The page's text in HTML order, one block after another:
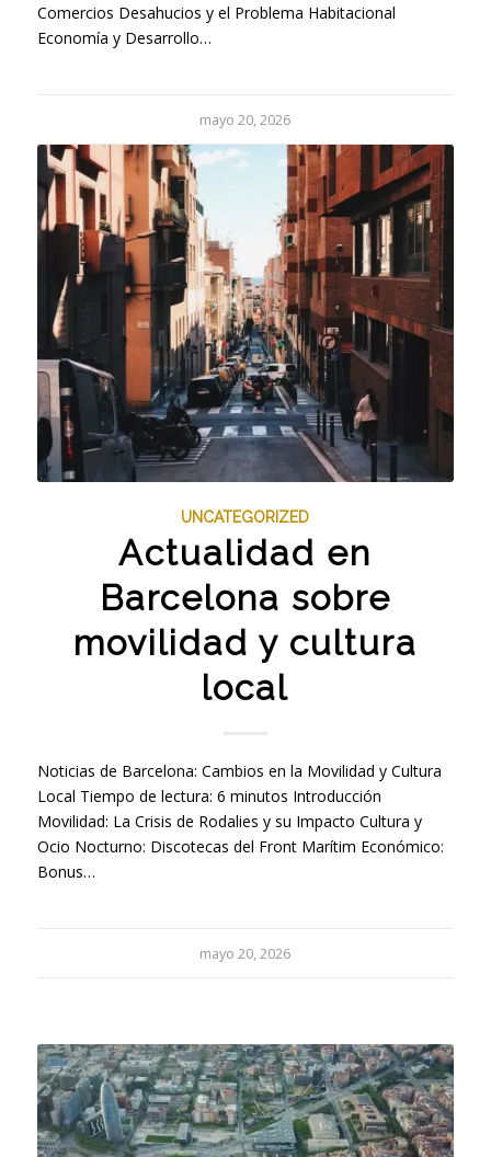
Comercios Desahucios y el Problema Habitacional
Economía y Desarrollo…
mayo 20, 2026
UNCATEGORIZED
Actualidad en
Barcelona sobre
movilidad y cultura
local
Noticias de Barcelona: Cambios en la Movilidad y Cultura
Local Tiempo de lectura: 6 minutos Introducción
Movilidad: La Crisis de Rodalies y su Impacto Cultura y
Ocio Nocturno: Discotecas del Front Marítim Económico:
Bonus…
mayo 20, 2026